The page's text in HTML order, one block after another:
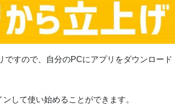
すので、自分のPCにアプリをダウンロード
して使い始めることができます。